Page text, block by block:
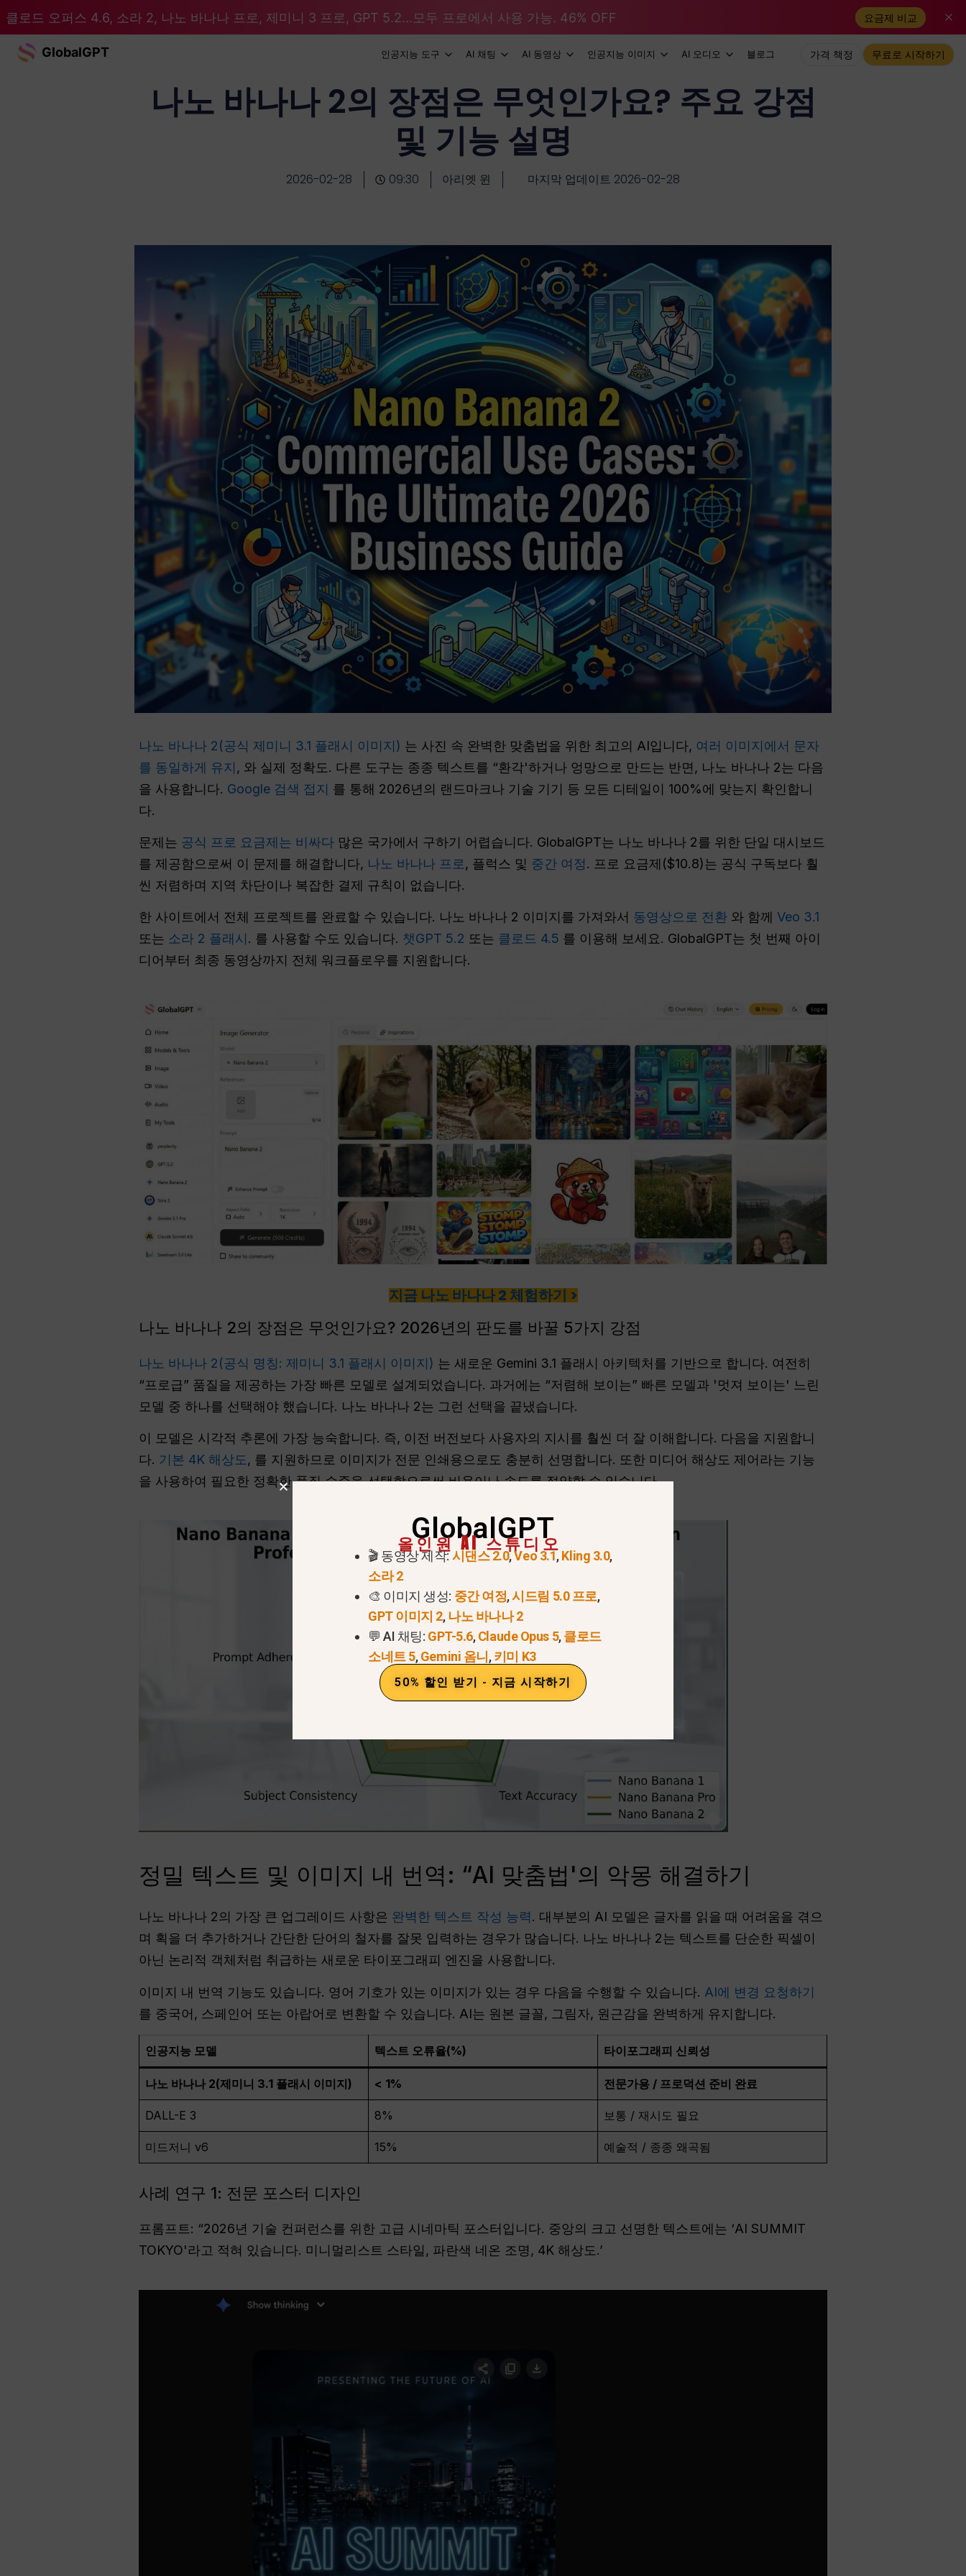
클로드 오퍼스 4.6, 소라 2, 나노 바나나 프로, 제미니 3 프로, GPT 5.2...모두 프로에서 사용 가능. 46% OFF 요금제 비교
GlobalGPT 인공지능 도구 AI 채팅 AI 동영상 인공지능 이미지 AI 오디오 블로그 가격 책정 무료로 시작하기
나노 바나나 2의 장점은 무엇인가요? 주요 강점
및 기능 설명
2026-02-28 09:30 아리엣 윈 마지막 업데이트 2026-02-28
나노 바나나 2(공식 제미니 3.1 플래시 이미지) 는 사진 속 완벽한 맞춤법을 위한 최고의 AI입니다, 여러 이미지에서 문자
를 동일하게 유지 , 와 실제 정확도. 다른 도구는 종종 텍스트를 “환각'하거나 엉망으로 만드는 반면, 나노 바나나 2는 다음
을 사용합니다. Google 검색 접지 를 통해 2026년의 랜드마크나 기술 기기 등 모든 디테일이 100%에 맞는지 확인합니
다.
문제는 공식 프로 요금제는 비싸다 많은 국가에서 구하기 어렵습니다. GlobalGPT는 나노 바나나 2를 위한 단일 대시보드
를 제공함으로써 이 문제를 해결합니다, 나노 바나나 프로 , 플럭스 및 중간 여정. 프로 요금제($10.8)는 공식 구독보다 훨
씬 저렴하며 지역 차단이나 복잡한 결제 규칙이 없습니다.
한 사이트에서 전체 프로젝트를 완료할 수 있습니다. 나노 바나나 2 이미지를 가져와서 동영상으로 전환 와 함께 Veo 3.1
또는 소라 2 플래시. 를 사용할 수도 있습니다. 챗GPT 5.2 또는 클로드 4.5 를 이용해 보세요. GlobalGPT는 첫 번째 아이
디어부터 최종 동영상까지 전체 워크플로우를 지원합니다.
지금 나노 바나나 2 체험하기 >
나노 바나나 2의 장점은 무엇인가요? 2026년의 판도를 바꿀 5가지 강점
나노 바나나 2(공식 명칭: 제미니 3.1 플래시 이미지) 는 새로운 Gemini 3.1 플래시 아키텍처를 기반으로 합니다. 여전히
“프로급” 품질을 제공하는 가장 빠른 모델로 설계되었습니다. 과거에는 “저렴해 보이는” 빠른 모델과 '멋져 보이는' 느린
모델 중 하나를 선택해야 했습니다. 나노 바나나 2는 그런 선택을 끝냈습니다.
이 모델은 시각적 추론에 가장 능숙합니다. 즉, 이전 버전보다 사용자의 지시를 훨씬 더 잘 이해합니다. 다음을 지원합니
다. 기본 4K 해상도 , 를 지원하므로 이미지가 전문 인쇄용으로도 충분히 선명합니다. 또한 미디어 해상도 제어라는 기능
을 사용하여 필요한 정확한 품질 수준을 선택함으로써 비용이나 속도를 절약할 수 있습니다.
정밀 텍스트 및 이미지 내 번역: “AI 맞춤법'의 악몽 해결하기
나노 바나나 2의 가장 큰 업그레이드 사항은 완벽한 텍스트 작성 능력. 대부분의 AI 모델은 글자를 읽을 때 어려움을 겪으
며 획을 더 추가하거나 간단한 단어의 철자를 잘못 입력하는 경우가 많습니다. 나노 바나나 2는 텍스트를 단순한 픽셀이
아닌 논리적 객체처럼 취급하는 새로운 타이포그래피 엔진을 사용합니다.
이미지 내 번역 기능도 있습니다. 영어 기호가 있는 이미지가 있는 경우 다음을 수행할 수 있습니다. AI에 변경 요청하기
를 중국어, 스페인어 또는 아랍어로 변환할 수 있습니다. AI는 원본 글꼴, 그림자, 원근감을 완벽하게 유지합니다.
인공지능 모델 텍스트 오류율(%) 타이포그래피 신뢰성
나노 바나나 2(제미니 3.1 플래시 이미지) < 1% 전문가용 / 프로덕션 준비 완료
DALL-E 3 8% 보통 / 재시도 필요
미드저니 v6 15% 예술적 / 종종 왜곡됨
사례 연구 1: 전문 포스터 디자인
프롬프트: “2026년 기술 컨퍼런스를 위한 고급 시네마틱 포스터입니다. 중앙의 크고 선명한 텍스트에는 ‘AI SUMMIT
TOKYO'라고 적혀 있습니다. 미니멀리스트 스타일, 파란색 네온 조명, 4K 해상도.’
GlobalGPT
올인원 AI 스튜디오
🎬 동영상 제작:시댄스 2.0,Veo 3.1,Kling 3.0,
소라 2
🎨 이미지 생성: 중간 여정,시드림 5.0 프로,
GPT 이미지 2, 나노 바나나 2
💬 AI 채팅: GPT-5.6,Claude Opus 5,클로드
소네트 5,Gemini 옴니,키미 K3
50% 할인 받기 - 지금 시작하기